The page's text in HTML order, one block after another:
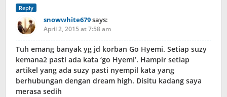
Reply
snowwhite679says:
April 2, 2015 at 7:58 am
Tuh emang banyak yg jd korban Go Hyemi. Setiap suzy
kemana2 pasti ada kata ‘go Hyemi’. Hampir setiap
artikel yang ada suzy pasti nyempil kata yang
berhubungan dengan dream high. Disitu kadang saya
merasa sedih